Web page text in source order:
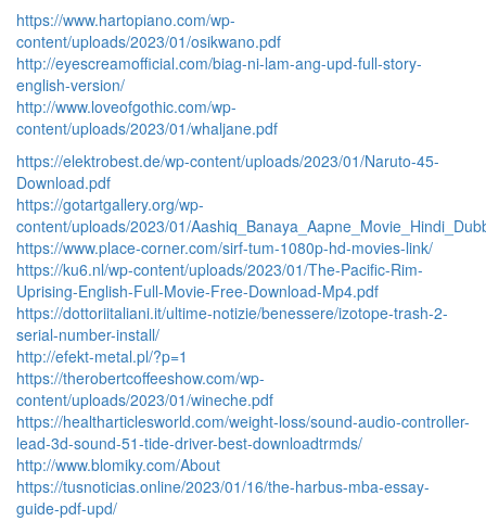
https://www.hartopiano.com/wp-
content/uploads/2023/01/osikwano.pdf
http://eyescreamofficial.com/biag-ni-lam-ang-upd-full-story-
english-version/
http://www.loveofgothic.com/wp-
content/uploads/2023/01/whaljane.pdf
https://elektrobest.de/wp-content/uploads/2023/01/Naruto-45-
Download.pdf
https://gotartgallery.org/wp-
content/uploads/2023/01/
https://www.place-corner.com/sirf-tum-1080p-hd-movies-link/
https://ku6.nl/wp-content/uploads/2023/01/The-Pacific-Rim-
Uprising-English-Full-Movie-Free-Download-Mp4.pdf
https://dottoriitaliani.it/ultime-notizie/benessere/izotope-trash-2-
serial-number-install/
http://efekt-metal.pl/?p=1
https://therobertcoffeeshow.com/wp-
content/uploads/2023/01/wineche.pdf
https://healtharticlesworld.com/weight-loss/sound-audio-controller-
lead-3d-sound-51-tide-driver-best-downloadtrmds/
http://www.blomiky.com/About
https://tusnoticias.online/2023/01/16/the-harbus-mba-essay-
guide-pdf-upd/